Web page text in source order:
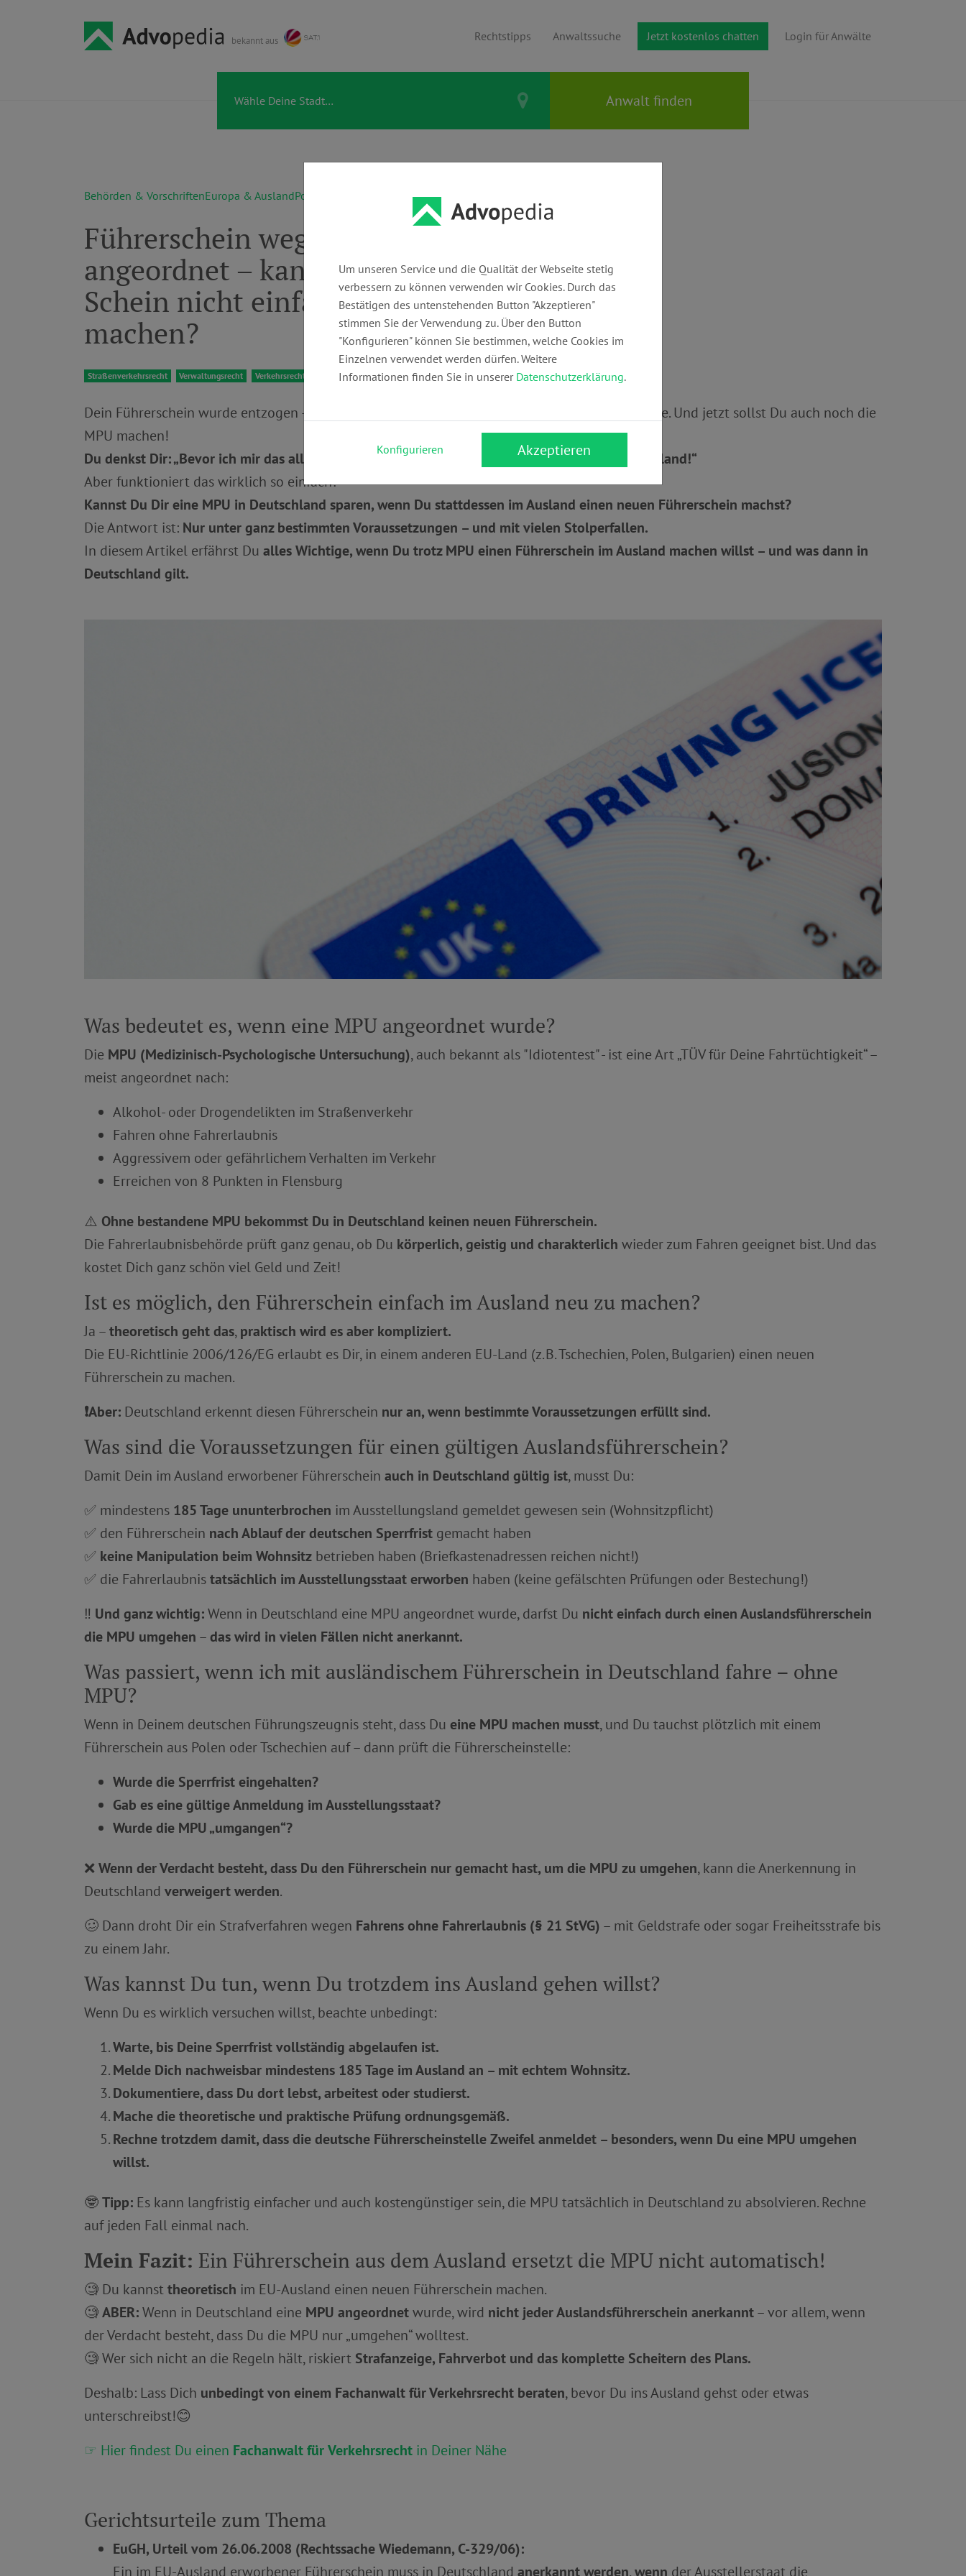
bekannt aus Rechtstipps Anwaltssuche Jetzt kostenlos chatten Login für Anwälte
Behörden & VorschriftenEuropa & AuslandPolizei & Bußgeld Straßenverkehr & Führerschein
Führerschein weg und MPU
angeordnet – kann ich einen neuen
Schein nicht einfach im Ausland
machen?
Straßenverkehrsrecht Verwaltungsrecht Verkehrsrecht Verkehrsstrafrecht Europarecht
Dein Führerschein wurde entzogen – zum Beispiel wegen Alkohol, Drogen oder zu vieler Punkte. Und jetzt sollst Du auch noch die
MPU machen!
Du denkst Dir: „Bevor ich mir das alles antue – mach ich doch einfach den Führerschein im Ausland!“
Aber funktioniert das wirklich so einfach?
Kannst Du Dir eine MPU in Deutschland sparen, wenn Du stattdessen im Ausland einen neuen Führerschein machst?
Die Antwort ist: Nur unter ganz bestimmten Voraussetzungen – und mit vielen Stolperfallen.
In diesem Artikel erfährst Du alles Wichtige, wenn Du trotz MPU einen Führerschein im Ausland machen willst – und was dann in
Deutschland gilt.
Was bedeutet es, wenn eine MPU angeordnet wurde?
Die MPU (Medizinisch-Psychologische Untersuchung), auch bekannt als "Idiotentest" - ist eine Art „TÜV für Deine Fahrtüchtigkeit“ –
meist angeordnet nach:
Alkohol- oder Drogendelikten im Straßenverkehr
Fahren ohne Fahrerlaubnis
Aggressivem oder gefährlichem Verhalten im Verkehr
Erreichen von 8 Punkten in Flensburg
⚠️ Ohne bestandene MPU bekommst Du in Deutschland keinen neuen Führerschein.
Die Fahrerlaubnisbehörde prüft ganz genau, ob Du körperlich, geistig und charakterlich wieder zum Fahren geeignet bist. Und das
kostet Dich ganz schön viel Geld und Zeit!
Ist es möglich, den Führerschein einfach im Ausland neu zu machen?
Ja –theoretisch geht das,praktisch wird es aber kompliziert.
Die EU-Richtlinie 2006/126/EG erlaubt es Dir, in einem anderen EU-Land (z. B. Tschechien, Polen, Bulgarien) einen neuen
Führerschein zu machen.
❗️Aber: Deutschland erkennt diesen Führerschein nur an, wenn bestimmte Voraussetzungen erfüllt sind.
Was sind die Voraussetzungen für einen gültigen Auslandsführerschein?
Damit Dein im Ausland erworbener Führerschein auch in Deutschland gültig ist, musst Du:
✅ mindestens 185 Tage ununterbrochen im Ausstellungsland gemeldet gewesen sein (Wohnsitzpflicht)
✅ den Führerschein nach Ablauf der deutschen Sperrfrist gemacht haben
✅ keine Manipulation beim Wohnsitz betrieben haben (Briefkastenadressen reichen nicht!)
✅ die Fahrerlaubnistatsächlich im Ausstellungsstaat erworben haben (keine gefälschten Prüfungen oder Bestechung!)
‼️ Und ganz wichtig:Wenn in Deutschland eine MPU angeordnet wurde, darfst Du nicht einfach durch einen Auslandsführerschein
die MPU umgehen –das wird in vielen Fällen nicht anerkannt.
Was passiert, wenn ich mit ausländischem Führerschein in Deutschland fahre – ohne
MPU?
Wenn in Deinem deutschen Führungszeugnis steht, dass Du eine MPU machen musst, und Du tauchst plötzlich mit einem
Führerschein aus Polen oder Tschechien auf – dann prüft die Führerscheinstelle:
Wurde die Sperrfrist eingehalten?
Gab es eine gültige Anmeldung im Ausstellungsstaat?
Wurde die MPU „umgangen“?
❌Wenn der Verdacht besteht, dass Du den Führerschein nur gemacht hast, um die MPU zu umgehen, kann die Anerkennung in
Deutschland verweigert werden.
🥴 Dann droht Dir ein Strafverfahren wegen Fahrens ohne Fahrerlaubnis (§ 21 StVG) – mit Geldstrafe oder sogar Freiheitsstrafe bis
zu einem Jahr.
Was kannst Du tun, wenn Du trotzdem ins Ausland gehen willst?
Wenn Du es wirklich versuchen willst, beachte unbedingt:
Warte, bis Deine Sperrfrist vollständig abgelaufen ist.
Melde Dich nachweisbar mindestens 185 Tage im Ausland an – mit echtem Wohnsitz.
Dokumentiere, dass Du dort lebst, arbeitest oder studierst.
Mache die theoretische und praktische Prüfung ordnungsgemäß.
Rechne trotzdem damit, dass die deutsche Führerscheinstelle Zweifel anmeldet – besonders, wenn Du eine MPU umgehen
willst.
🤓Tipp: Es kann langfristig einfacher und auch kostengünstiger sein, die MPU tatsächlich in Deutschland zu absolvieren. Rechne
auf jeden Fall einmal nach.
Mein Fazit: Ein Führerschein aus dem Ausland ersetzt die MPU nicht automatisch!
🧐 Du kannsttheoretisch im EU-Ausland einen neuen Führerschein machen.
🧐ABER:Wenn in Deutschland eine MPU angeordnetwurde, wird nicht jeder Auslandsführerschein anerkannt– vor allem, wenn
der Verdacht besteht, dass Du die MPU nur „umgehen“ wolltest.
🧐 Wer sich nicht an die Regeln hält, riskiert Strafanzeige, Fahrverbot und das komplette Scheitern des Plans.
Deshalb: Lass Dich unbedingt von einem Fachanwalt für Verkehrsrecht beraten, bevor Du ins Ausland gehst oder etwas
unterschreibst!😊
☞ Hier findest Du einen Fachanwalt fürVerkehrsrecht in Deiner Nähe
Gerichtsurteile zum Thema
EuGH, Urteil vom 26.06.2008 (Rechtssache Wiedemann, C-329/06):
Ein im EU-Ausland erworbener Führerschein muss in Deutschland anerkannt werden,wenn der Ausstellerstaat die
Um unseren Service und die Qualität der Webseite stetig
verbessern zu können verwenden wir Cookies. Durch das
Bestätigen des untenstehenden Button "Akzeptieren"
stimmen Sie der Verwendung zu. Über den Button
"Konfigurieren" können Sie bestimmen, welche Cookies im
Einzelnen verwendet werden dürfen. Weitere
Informationen finden Sie in unserer Datenschutzerklärung.
Konfigurieren Akzeptieren